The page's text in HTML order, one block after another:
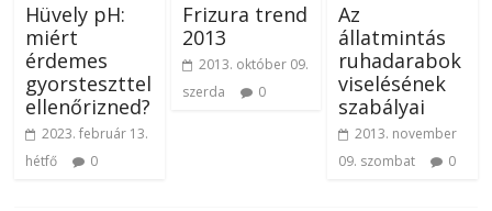
Hüvely pH:
miért
érdemes
gyorsteszttel
ellenőrizned?
2023. február 13.
hétfő
0
Frizura trend
2013
2013. október 09.
szerda
0
Az
állatmintás
ruhadarabok
viselésének
szabályai
2013. november
09. szombat
0